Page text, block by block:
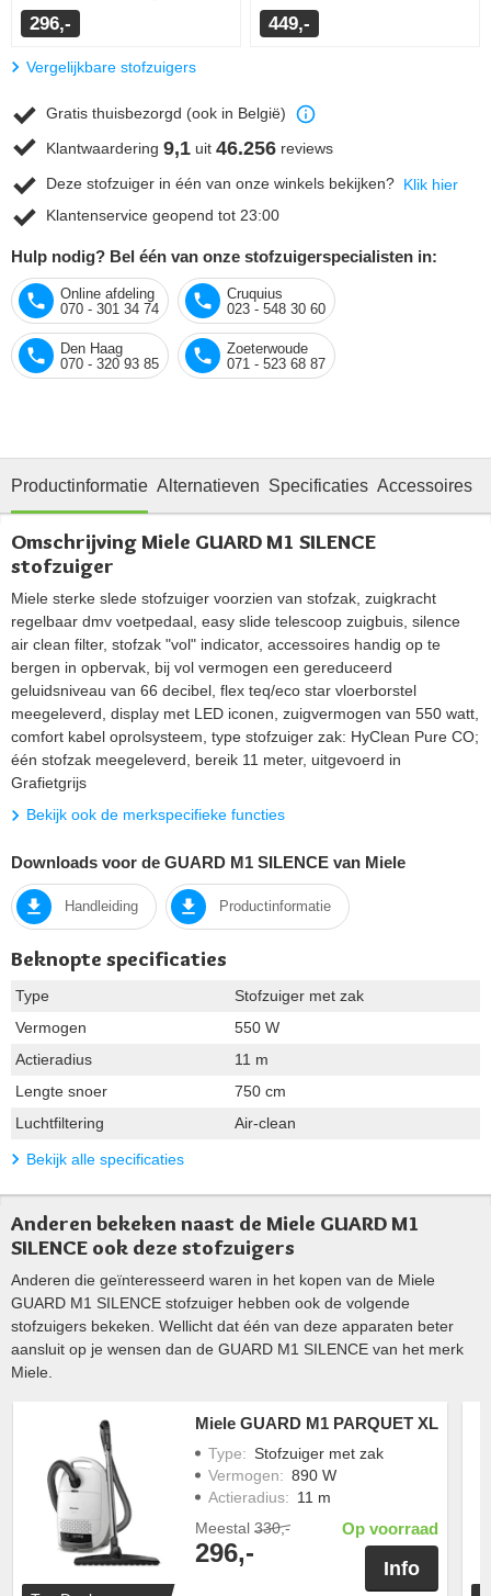
296,- 449,-
Vergelijkbare stofzuigers
Gratis thuisbezorgd (ook in België)
Klantwaardering 9,1 uit 46.256 reviews
Deze stofzuiger in één van onze winkels bekijken? Klik hier
Klantenservice geopend tot 23:00
Hulp nodig? Bel één van onze stofzuigerspecialisten in:
Online afdeling
070 - 301 34 74
Cruquius
023 - 548 30 60
Den Haag
070 - 320 93 85
Zoeterwoude
071 - 523 68 87
Productinformatie Alternatieven Specificaties Accessoires
Omschrijving Miele GUARD M1 SILENCE
stofzuiger
Miele sterke slede stofzuiger voorzien van stofzak, zuigkracht
regelbaar dmv voetpedaal, easy slide telescoop zuigbuis, silence
air clean filter, stofzak "vol" indicator, accessoires handig op te
bergen in opbervak, bij vol vermogen een gereduceerd
geluidsniveau van 66 decibel, flex teq/eco star vloerborstel
meegeleverd, display met LED iconen, zuigvermogen van 550 watt,
comfort kabel oprolsysteem, type stofzuiger zak: HyClean Pure CO;
één stofzak meegeleverd, bereik 11 meter, uitgevoerd in
Grafietgrijs
Bekijk ook de merkspecifieke functies
Downloads voor de GUARD M1 SILENCE van Miele
Handleiding Productinformatie
Beknopte specificaties
Type
Stofzuiger met zak
Vermogen
550 W
Actieradius
11 m
Lengte snoer
750 cm
Luchtfiltering
Air-clean
Bekijk alle specificaties
Anderen bekeken naast de Miele GUARD M1
SILENCE ook deze stofzuigers
Anderen die geïnteresseerd waren in het kopen van de Miele
GUARD M1 SILENCE stofzuiger hebben ook de volgende
stofzuigers bekeken. Wellicht dat één van deze apparaten beter
aansluit op je wensen dan de GUARD M1 SILENCE van het merk
Miele.
Miele GUARD M1 PARQUET XL
Type: Stofzuiger met zak
Vermogen: 890 W
Actieradius: 11 m
Meestal 330,-
296,-
Op voorraad
Info